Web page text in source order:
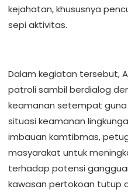
kejahatan, khususnya
sepi aktivitas.
Dalam kegiatan tersebut,
patroli sambil berdialog
keamanan setempat
situasi keamanan
imbauan kamtibmas,
masyarakat untuk
terhadap potensi
kawasan pertokoan tutup